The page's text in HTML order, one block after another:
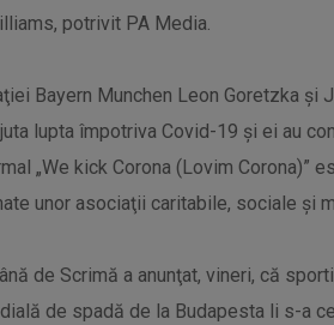
potrivit PA Media.
Bayern Munchen Leon Goretzka şi
lupta împotriva Covid-19 şi ei au
„We kick Corona (Lovim Corona)”
unor asociaţii caritabile, sociale şi
de Scrimă a anunţat, vineri, că
de spadă de la Budapesta li s-a